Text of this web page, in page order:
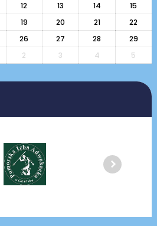
12 13 14
15
19 20 21
22
26 27 28
29
2 3 4 5